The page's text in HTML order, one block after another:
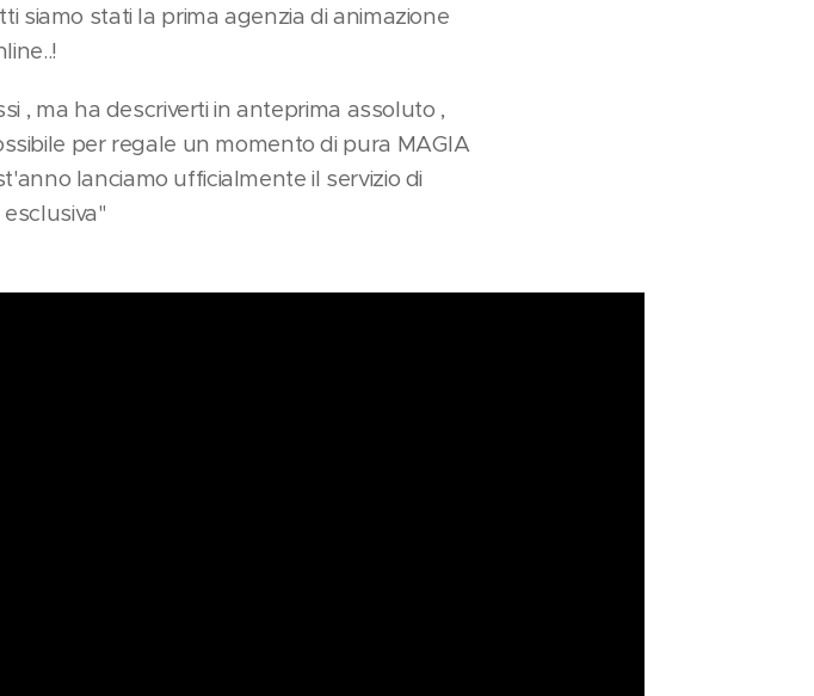
siamo stati la prima agenzia di animazione
, ma ha descriverti in anteprima assoluto ,
per regale un momento di pura MAGIA
lanciamo ufficialmente il servizio di